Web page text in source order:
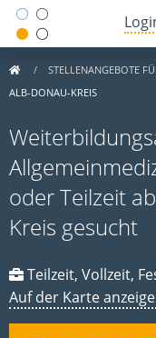
STELLENANGEBOTE
ALB-DONAU-KREIS
oder Teilzeit
Kreis gesucht
Teilzeit, Vollzeit,
Auf der Karte